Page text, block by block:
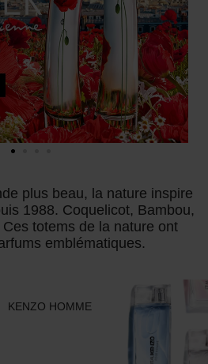
plus beau, la nature inspire
1988. Coquelicot, Bambou,
totems de la nature ont
emblématiques.
KENZO HOMME